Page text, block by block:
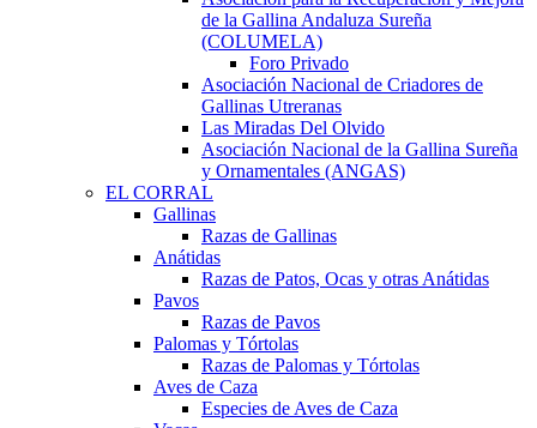
de la Gallina Andaluza Sureña
(COLUMELA)
Foro Privado
Asociación Nacional de Criadores de
Gallinas Utreranas
Las Miradas Del Olvido
Asociación Nacional de la Gallina Sureña
y Ornamentales (ANGAS)
EL CORRAL
Gallinas
Razas de Gallinas
Anátidas
Razas de Patos, Ocas y otras Anátidas
Pavos
Razas de Pavos
Palomas y Tórtolas
Razas de Palomas y Tórtolas
Aves de Caza
Especies de Aves de Caza